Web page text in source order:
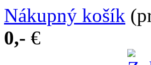
Nákupný košík
0,- €